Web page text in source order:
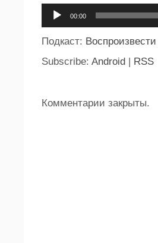
00:00
Подкаст:
Subscribe: Android | RSS
Комментарии закрыты.